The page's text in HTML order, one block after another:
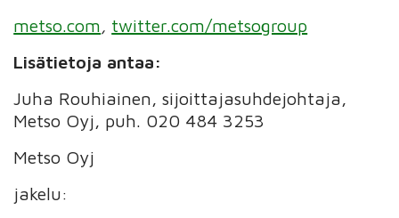
metso.com
twitter.com/metsogroup
Lisätietoja antaa:
Juha Rouhiainen, sijoittajasuhdejohtaja,
Metso Oyj, puh. 020 484 3253
Metso Oyj
jakelu: